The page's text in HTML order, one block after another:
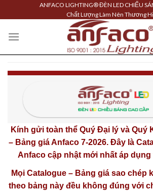
to
content
ANFACO LIGHTING® ĐÈN LED CHIẾU
Chất Lượng Làm Nên Thương
Kính gửi toàn thể Quý Đại lý và Quý
– Bảng giá Anfaco 7-2026. Đây là
Anfaco cập nhật mới nhất áp
Mọi Catalogue – Bảng giá sao chép
theo bảng này đều không đúng với